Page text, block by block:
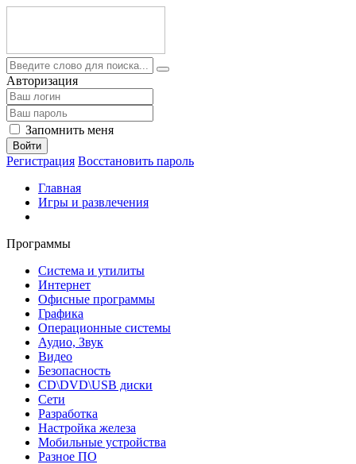
Авторизация
Запомнить меня
Войти
Регистрация Восстановить пароль
Главная
Игры и развлечения
Программы
Система и утилиты
Интернет
Офисные программы
Графика
Операционные системы
Аудио, Звук
Видео
Безопасность
CD\DVD\USB диски
Сети
Разработка
Настройка железа
Мобильные устройства
Разное ПО